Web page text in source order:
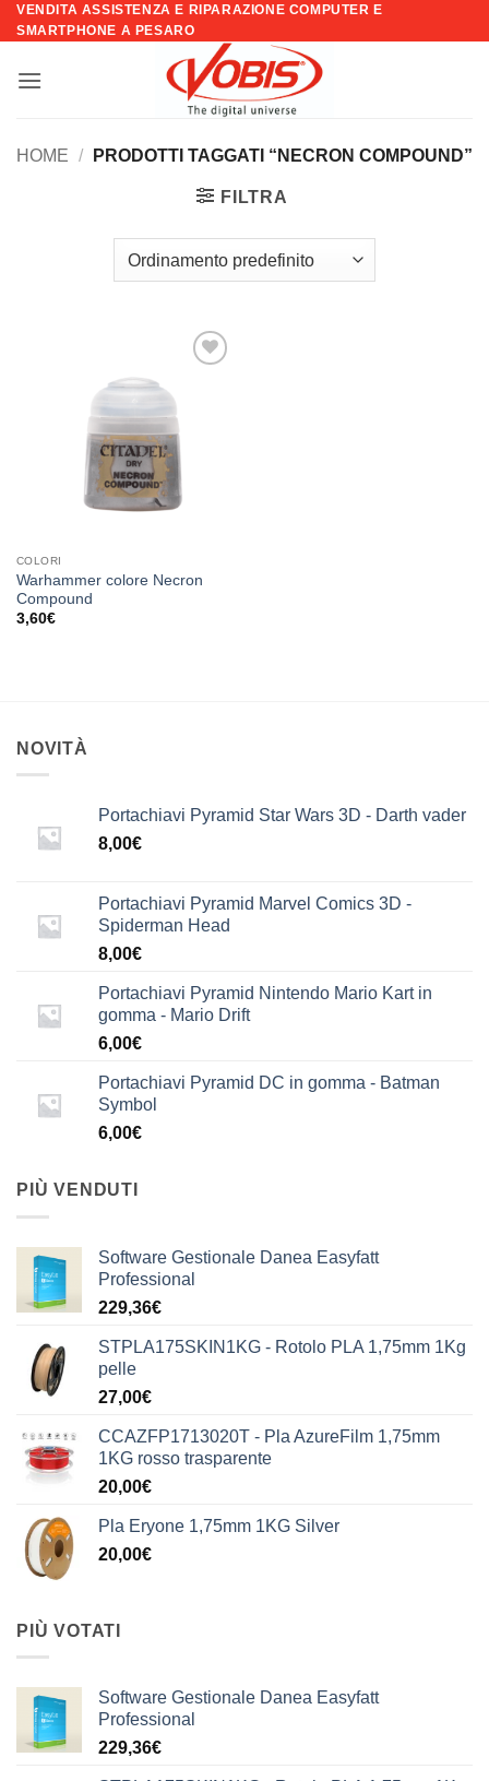
Salta
ai
VENDITA ASSISTENZA E RIPARAZIONE COMPUTER E
SMARTPHONE A PESARO
HOME / PRODOTTI TAGGATI “NECRON COMPOUND”
FILTRA
alla lista
COLORI
Warhammer colore Necron
Compound
3,60€
NOVITÀ
Portachiavi Pyramid Star Wars 3D - Darth vader
8,00€
Portachiavi Pyramid Marvel Comics 3D -
Spiderman Head
8,00€
Portachiavi Pyramid Nintendo Mario Kart in
gomma - Mario Drift
6,00€
Portachiavi Pyramid DC in gomma - Batman
Symbol
6,00€
PIÙ VENDUTI
Software Gestionale Danea Easyfatt
Professional
229,36€
STPLA175SKIN1KG - Rotolo PLA 1,75mm 1Kg
pelle
27,00€
CCAZFP1713020T - Pla AzureFilm 1,75mm
1KG rosso trasparente
20,00€
Pla Eryone 1,75mm 1KG Silver
20,00€
PIÙ VOTATI
Software Gestionale Danea Easyfatt
Professional
229,36€